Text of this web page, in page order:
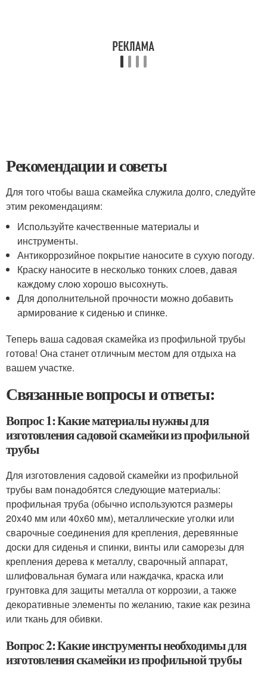
Рекомендации и советы
Для того чтобы ваша скамейка служила долго, следуйте
этим рекомендациям:
Используйте качественные материалы и
инструменты.
Антикоррозийное покрытие наносите в сухую погоду.
Краску наносите в несколько тонких слоев, давая
каждому слою хорошо высохнуть.
Для дополнительной прочности можно добавить
армирование к сиденью и спинке.
Теперь ваша садовая скамейка из профильной трубы
готова! Она станет отличным местом для отдыха на
вашем участке.
Связанные вопросы и ответы:
Вопрос 1: Какие материалы нужны для
изготовления садовой скамейки из профильной
трубы
Для изготовления садовой скамейки из профильной
трубы вам понадобятся следующие материалы:
профильная труба (обычно используются размеры
20x40 мм или 40x60 мм), металлические уголки или
сварочные соединения для крепления, деревянные
доски для сиденья и спинки, винты или саморезы для
крепления дерева к металлу, сварочный аппарат,
шлифовальная бумага или наждачка, краска или
грунтовка для защиты металла от коррозии, а также
декоративные элементы по желанию, такие как резина
или ткань для обивки.
Вопрос 2: Какие инструменты необходимы для
изготовления скамейки из профильной трубы